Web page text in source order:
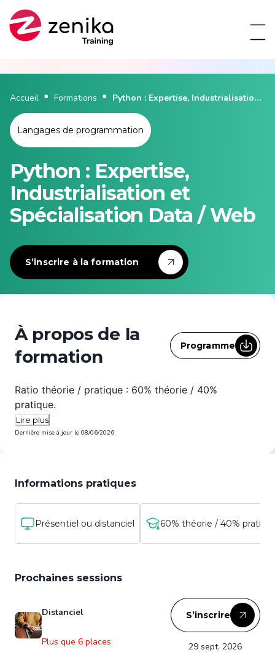
Accueil Formations
Python : Expertise, Industrialisation
et Spécialisation Data / Web
Langages de programmation
Python : Expertise,
Industrialisation et
Spécialisation Data / Web
S’inscrire à la formation
À propos de la
formation
Programme
Ratio théorie / pratique : 60% théorie / 40%
pratique.
Lire plus
Dernière mise à jour le 08/06/2026
Informations pratiques
Présentiel ou distanciel 60% théorie / 40%
Prochaines sessions
Distanciel
Plus que 6 places 29 sept. 2026
S’inscrire